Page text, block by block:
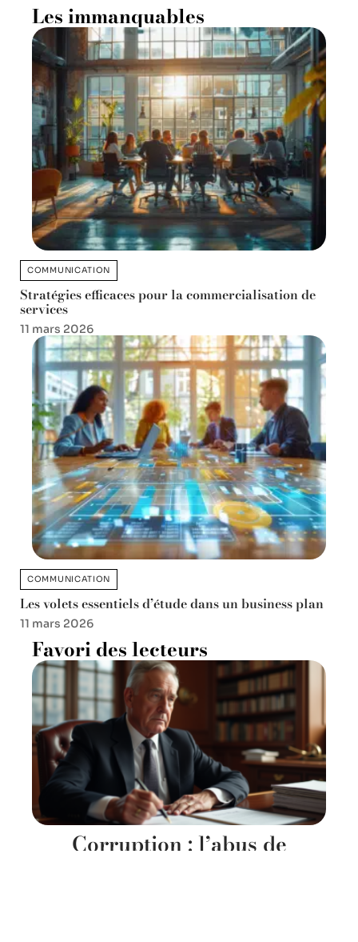
Les immanquables
COMMUNICATION
Stratégies efficaces pour la commercialisation de
services
11 mars 2026
COMMUNICATION
Les volets essentiels d’étude dans un business plan
11 mars 2026
Favori des lecteurs
Corruption : l’abus de